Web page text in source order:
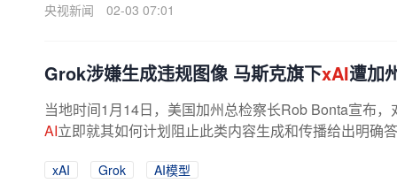
央视新闻
02-03 07:01
Grok涉嫌生成违规图像 马斯克旗下xAI遭加
当地时间1月14日，美国加州总检察长Rob Bonta宣布，
AI立即就其如何计划阻止此类内容生成和传播给出明确
xAI Grok
AI模型